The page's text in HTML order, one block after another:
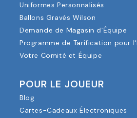
Uniformes Personnalisés
Ballons Gravés Wilson
Demande de Magasin d'Équipe
Programme de Tarification pour
Votre Comité et Équipe
POUR LE JOUEUR
Blog
Cartes-Cadeaux Électroniques